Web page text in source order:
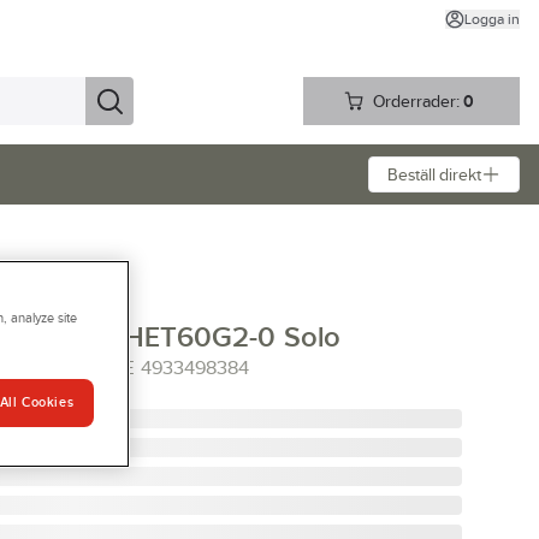
Logga in
Orderrader: 0
Beställ direkt
M18 FHET60G2-0 Solo
0 MILWAUKEE 4933498384
analyze site
Cookies